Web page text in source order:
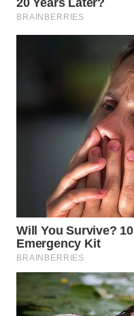
MAJALENGKA
SUBANG
WN
SUKABUMI
WN
PURWAKARTA